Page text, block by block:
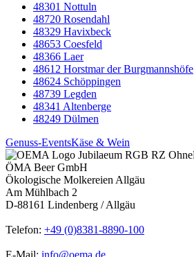
48301 Nottuln
48720 Rosendahl
48329 Havixbeck
48653 Coesfeld
48366 Laer
48612 Horstmar der Burgmannshöfe
48624 Schöppingen
48739 Legden
48341 Altenberge
48249 Dülmen
Genuss-EventsKäse & Wein
ÖMA Beer GmbH
Ökologische Molkereien Allgäu
Am Mühlbach 2
D-88161 Lindenberg / Allgäu
Telefon: +49 (0)8381-8890-100